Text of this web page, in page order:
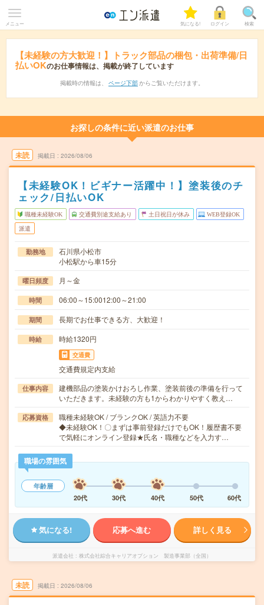
メニュー 気になる! ログイン 検索
【未経験の方大歓迎！】トラック部品の梱包・出荷準備/日
払いOKのお仕事情報は、掲載が終了しています
掲載時の情報は、 ページ下部 からご覧いただけます。
お探しの条件に近い派遣のお仕事
未読 掲載日 2026/08/06
【未経験OK！ビギナー活躍中！】塗装後のチ
ェック/日払いOK
職種未経験OK 交通費別途支給あり 土日祝日が休み WEB登録OK
派遣
勤務地
石川県小松市
小松駅から車15分
曜日頻度 月～金
時間 06:00～15:0012:00～21:00
期間 長期でお仕事できる方、大歓迎！
時給 時給1320円
交通費
交通費規定内支給
仕事内容
建機部品の塗装かけおろし作業、塗装前後の準備を行って
いただきます。未経験の方も1からわかりやすく教え…
応募資格
職種未経験OK / ブランクOK / 英語力不要
◆未経験OK！〇まずは事前登録だけでもOK！履歴書不要
で気軽にオンライン登録★氏名・職種などを入力す…
職場の雰囲気
年齢層
20代
30代 40代 50代 60代
気になる! 応募へ進む 詳しく見る
派遣会社 株式会社綜合キャリアオプション 製造事業部（全国）
未読 掲載日 2026/08/06